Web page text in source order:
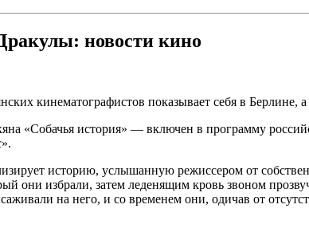
новости кино
кинематографистов показывает себя в
«Собачья история» — включен в программу
историю, услышанную режиссером от
они избрали, затем леденящим кровь звоном
на него, и со временем они, одичав от